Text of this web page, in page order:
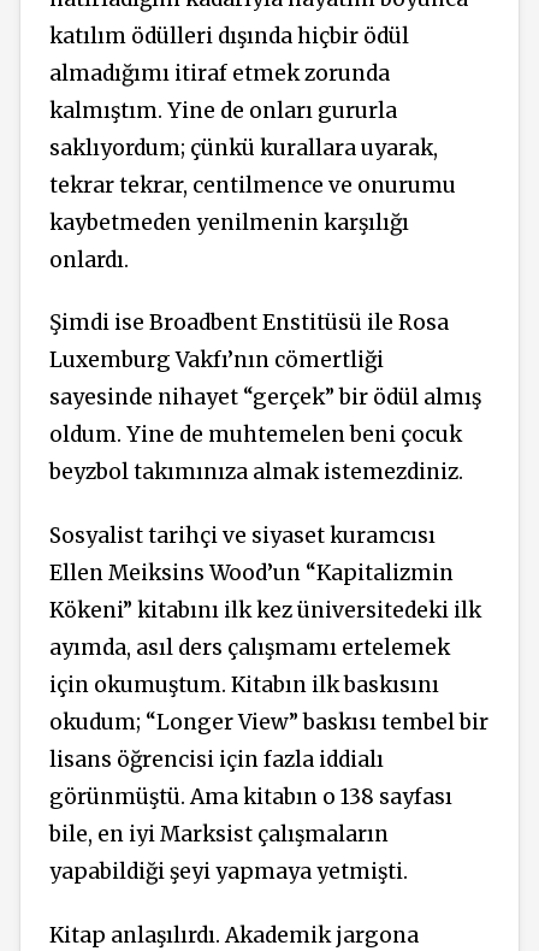
katılım ödülleri dışında hiçbir ödül
almadığımı itiraf etmek zorunda
kalmıştım. Yine de onları gururla
saklıyordum; çünkü kurallara uyarak,
tekrar tekrar, centilmence ve onurumu
kaybetmeden yenilmenin karşılığı
onlardı.
Şimdi ise Broadbent Enstitüsü ile Rosa
Luxemburg Vakfı’nın cömertliği
sayesinde nihayet “gerçek” bir ödül almış
oldum. Yine de muhtemelen beni çocuk
beyzbol takımınıza almak istemezdiniz.
Sosyalist tarihçi ve siyaset kuramcısı
Ellen Meiksins Wood’un “Kapitalizmin
Kökeni” kitabını ilk kez üniversitedeki ilk
ayımda, asıl ders çalışmamı ertelemek
için okumuştum. Kitabın ilk baskısını
okudum; “Longer View” baskısı tembel bir
lisans öğrencisi için fazla iddialı
görünmüştü. Ama kitabın o 138 sayfası
bile, en iyi Marksist çalışmaların
yapabildiği şeyi yapmaya yetmişti.
Kitap anlaşılırdı. Akademik jargona